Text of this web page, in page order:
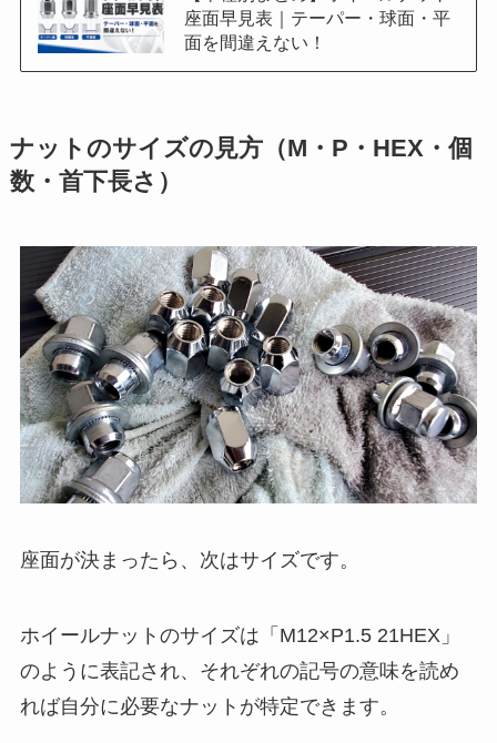
座面早見表｜テーパー・球面・平
面を間違えない！
ナットのサイズの見方（M・P・HEX・個
数・首下長さ）
座面が決まったら、次はサイズです。
ホイールナットのサイズは「M12×P1.5 21HEX」
のように表記され、それぞれの記号の意味を読め
れば自分に必要なナットが特定できます。